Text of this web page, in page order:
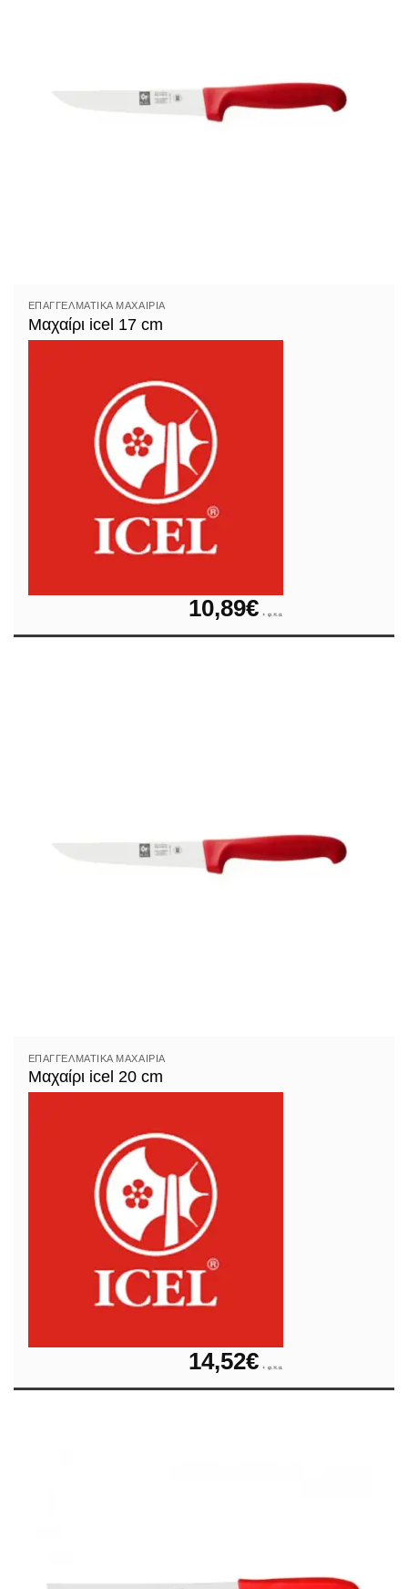
ΕΠΑΓΓΕΛΜΑΤΙΚΆ ΜΑΧΑΊΡΙΑ
Μαχαίρι icel 17 cm
10,89€ + φ.π.α.
ΕΠΑΓΓΕΛΜΑΤΙΚΆ ΜΑΧΑΊΡΙΑ
Μαχαίρι icel 20 cm
14,52€ + φ.π.α.